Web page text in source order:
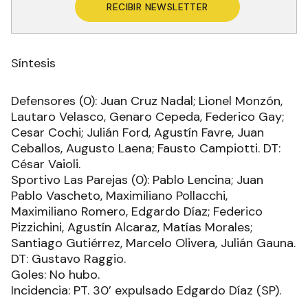
RECIBIR NEWSLETTER
Síntesis
Defensores (0): Juan Cruz Nadal; Lionel Monzón,
Lautaro Velasco, Genaro Cepeda, Federico Gay;
Cesar Cochi; Julián Ford, Agustín Favre, Juan
Ceballos, Augusto Laena; Fausto Campiotti. DT:
César Vaioli.
Sportivo Las Parejas (0): Pablo Lencina; Juan
Pablo Vascheto, Maximiliano Pollacchi,
Maximiliano Romero, Edgardo Díaz; Federico
Pizzichini, Agustín Alcaraz, Matías Morales;
Santiago Gutiérrez, Marcelo Olivera, Julián Gauna.
DT: Gustavo Raggio.
Goles: No hubo.
Incidencia: PT. 30’ expulsado Edgardo Díaz (SP).